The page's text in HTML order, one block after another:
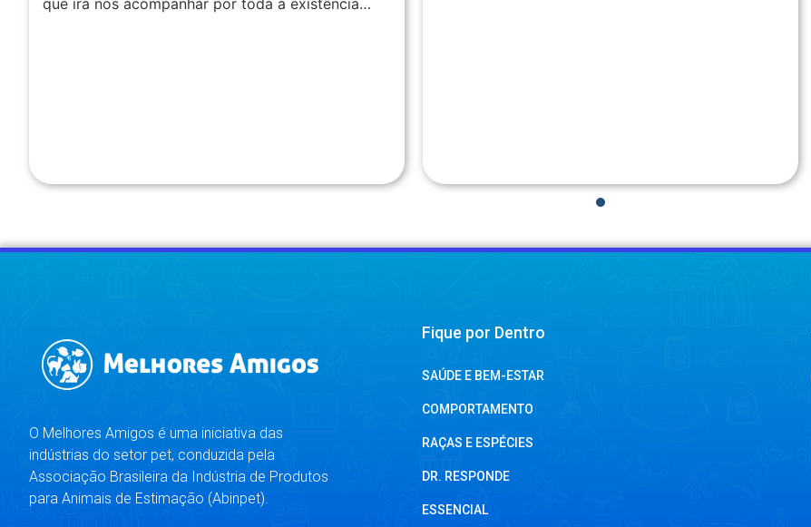
que irá nos acompanhar por toda a existência…
O Melhores Amigos é uma iniciativa das
indústrias do setor pet, conduzida pela
Associação Brasileira da Indústria de Produtos
para Animais de Estimação (Abinpet).
Fique por Dentro
SAÚDE E BEM-ESTAR
COMPORTAMENTO
RAÇAS E ESPÉCIES
DR. RESPONDE
ESSENCIAL